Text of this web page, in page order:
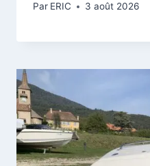
Par ERIC 3 août 2026